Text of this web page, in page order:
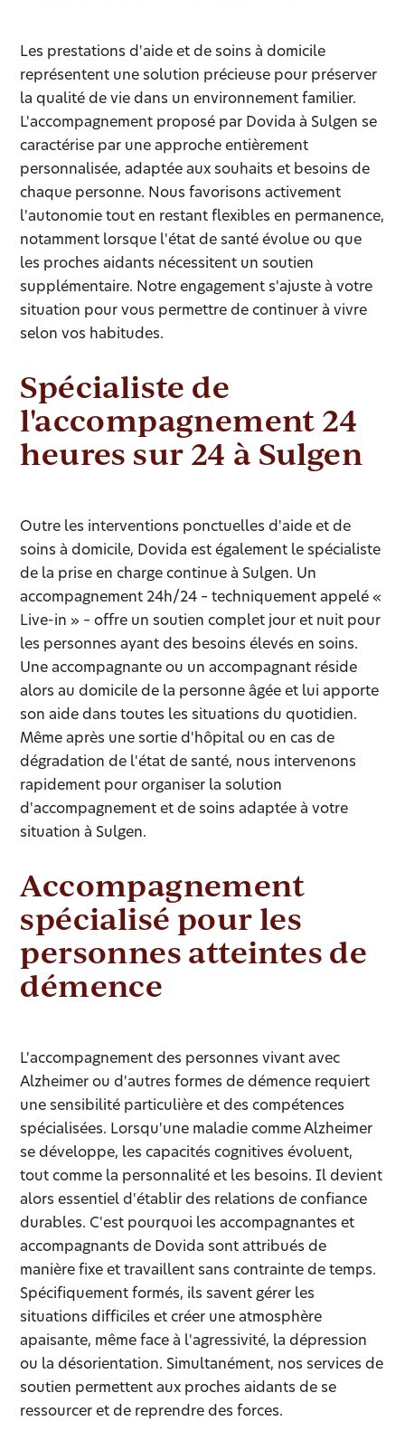
Les prestations d'aide et de soins à domicile
représentent une solution précieuse pour préserver
la qualité de vie dans un environnement familier.
L'accompagnement proposé par Dovida à Sulgen se
caractérise par une approche entièrement
personnalisée, adaptée aux souhaits et besoins de
chaque personne. Nous favorisons activement
l'autonomie tout en restant flexibles en permanence,
notamment lorsque l'état de santé évolue ou que
les proches aidants nécessitent un soutien
supplémentaire. Notre engagement s'ajuste à votre
situation pour vous permettre de continuer à vivre
selon vos habitudes.
Spécialiste de
l'accompagnement 24
heures sur 24 à Sulgen
Outre les interventions ponctuelles d'aide et de
soins à domicile, Dovida est également le spécialiste
de la prise en charge continue à Sulgen. Un
accompagnement 24h/24 – techniquement appelé «
Live-in » – offre un soutien complet jour et nuit pour
les personnes ayant des besoins élevés en soins.
Une accompagnante ou un accompagnant réside
alors au domicile de la personne âgée et lui apporte
son aide dans toutes les situations du quotidien.
Même après une sortie d'hôpital ou en cas de
dégradation de l'état de santé, nous intervenons
rapidement pour organiser la solution
d'accompagnement et de soins adaptée à votre
situation à Sulgen.
Accompagnement
spécialisé pour les
personnes atteintes de
démence
L'accompagnement des personnes vivant avec
Alzheimer ou d'autres formes de démence requiert
une sensibilité particulière et des compétences
spécialisées. Lorsqu'une maladie comme Alzheimer
se développe, les capacités cognitives évoluent,
tout comme la personnalité et les besoins. Il devient
alors essentiel d'établir des relations de confiance
durables. C'est pourquoi les accompagnantes et
accompagnants de Dovida sont attribués de
manière fixe et travaillent sans contrainte de temps.
Spécifiquement formés, ils savent gérer les
situations difficiles et créer une atmosphère
apaisante, même face à l'agressivité, la dépression
ou la désorientation. Simultanément, nos services de
soutien permettent aux proches aidants de se
ressourcer et de reprendre des forces.